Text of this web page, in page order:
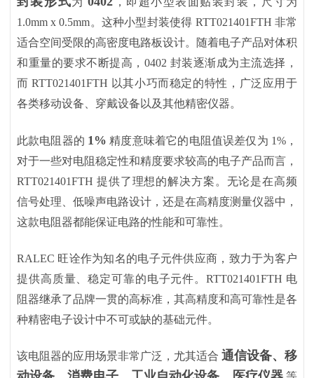
1.0mm x 0.5mm。这种小型封装使得 RTT021401FTH 非常
适合空间受限的高密度电路板设计。随着电子产品对体积
和重量的要求不断提高，0402 封装逐渐成为主流选择，
而 RTT021401FTH 以其小巧而稳定的特性，广泛应用于
各类移动设备、穿戴设备以及其他精密仪器。
此款电阻器的 1% 精度意味着它的电阻值误差仅为 1%，
对于一些对电阻稳定性和精度要求较高的电子产品而言，
RTT021401FTH 提供了理想的解决方案。无论是在高频
信号处理、低噪声电路设计，还是在高精度测量仪器中，
这款电阻器都能保证电路的性能和可靠性。
RALEC 旺诠作为知名的电子元件供应商，致力于为客户
提供高质量、稳定可靠的电子元件。RTT021401FTH 电
阻器继承了品牌一贯的高标准，其高精度和高可靠性是各
种精密电子设计中不可或缺的基础元件。
该电阻器的应用场景非常广泛，尤其适合 通信设备、移